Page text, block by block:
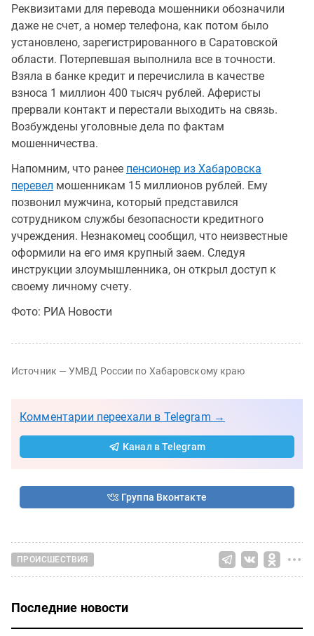
Реквизитами для перевода мошенники обозначили
даже не счет, а номер телефона, как потом было
установлено, зарегистрированного в Саратовской
области. Потерпевшая выполнила все в точности.
Взяла в банке кредит и перечислила в качестве
взноса 1 миллион 400 тысяч рублей. Аферисты
прервали контакт и перестали выходить на связь.
Возбуждены уголовные дела по фактам
мошенничества.
Напомним, что ранее пенсионер из Хабаровска
перевел мошенникам 15 миллионов рублей. Ему
позвонил мужчина, который представился
сотрудником службы безопасности кредитного
учреждения. Незнакомец сообщил, что неизвестные
оформили на его имя крупный заем. Следуя
инструкции злоумышленника, он открыл доступ к
своему личному счету.
Фото: РИА Новости
Источник — УМВД России по Хабаровскому краю
Комментарии переехали в Telegram →
Канал в Telegram
Группа Вконтакте
ПРОИСШЕСТВИЯ
Последние новости